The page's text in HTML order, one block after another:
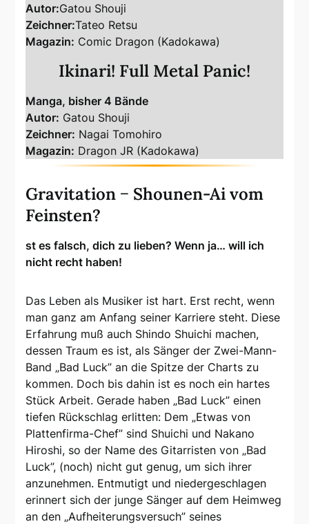
Autor:Gatou Shouji
Zeichner:Tateo Retsu
Magazin: Comic Dragon (Kadokawa)
Ikinari! Full Metal Panic!
Manga, bisher 4 Bände
Autor: Gatou Shouji
Zeichner: Nagai Tomohiro
Magazin: Dragon JR (Kadokawa)
Gravitation − Shounen-Ai vom
Feinsten?
st es falsch, dich zu lieben? Wenn ja… will ich
nicht recht haben!
Das Leben als Musiker ist hart. Erst recht, wenn
man ganz am Anfang seiner Karriere steht. Diese
Erfahrung muß auch Shindo Shuichi machen,
dessen Traum es ist, als Sänger der Zwei-Mann-
Band „Bad Luck” an die Spitze der Charts zu
kommen. Doch bis dahin ist es noch ein hartes
Stück Arbeit. Gerade haben „Bad Luck” einen
tiefen Rückschlag erlitten: Dem „Etwas von
Plattenfirma-Chef” sind Shuichi und Nakano
Hiroshi, so der Name des Gitarristen von „Bad
Luck”, (noch) nicht gut genug, um sich ihrer
anzunehmen. Entmutigt und niedergeschlagen
erinnert sich der junge Sänger auf dem Heimweg
an den „Aufheiterungsversuch” seines